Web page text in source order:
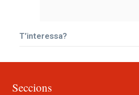
T’interessa?
Seccions